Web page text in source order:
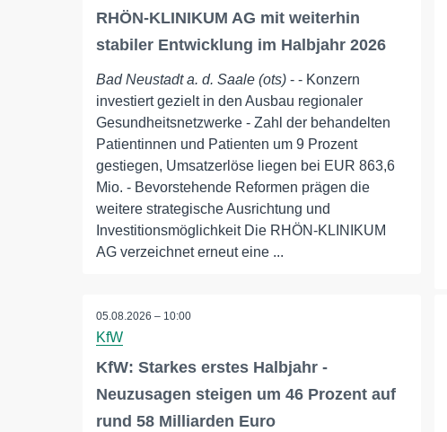
RHÖN-KLINIKUM AG mit weiterhin
stabiler Entwicklung im Halbjahr 2026
Bad Neustadt a. d. Saale (ots) - - Konzern
investiert gezielt in den Ausbau regionaler
Gesundheitsnetzwerke - Zahl der behandelten
Patientinnen und Patienten um 9 Prozent
gestiegen, Umsatzerlöse liegen bei EUR 863,6
Mio. - Bevorstehende Reformen prägen die
weitere strategische Ausrichtung und
Investitionsmöglichkeit Die RHÖN-KLINIKUM
AG verzeichnet erneut eine ...
05.08.2026 – 10:00
KfW
KfW: Starkes erstes Halbjahr -
Neuzusagen steigen um 46 Prozent auf
rund 58 Milliarden Euro